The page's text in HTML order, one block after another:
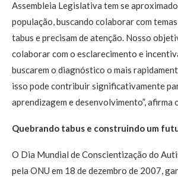
Assembleia Legislativa tem se aproximado
população, buscando colaborar com
tabus e precisam de atenção. Nosso
colaborar com o esclarecimento e
buscarem o diagnóstico o mais
isso pode contribuir significativamente
aprendizagem e desenvolvimento”, afirma
Quebrando tabus e construindo um
O Dia Mundial de Conscientização do
pela ONU em 18 de dezembro de 2007,